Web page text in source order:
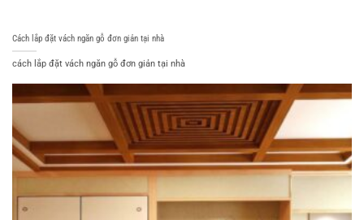
Cách lắp đặt vách ngăn gỗ đơn giản tại nhà
cách lắp đặt vách ngăn gỗ đơn giản tại nhà